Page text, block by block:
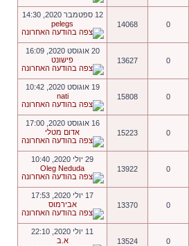
0
14068
12 ספטמבר 2020, 14:30
pelegs
0
13627
20 אוגוסט 2020, 16:09
פישונט
0
15808
19 אוגוסט 2020, 10:42
nati
0
15223
16 אוגוסט 2020, 17:00
אדום מטלי
0
13922
29 יולי 2020, 10:40
Oleg Neduda
0
13370
17 יולי 2020, 17:53
אבירמוס
0
13524
11 יולי 2020, 22:10
א.ב